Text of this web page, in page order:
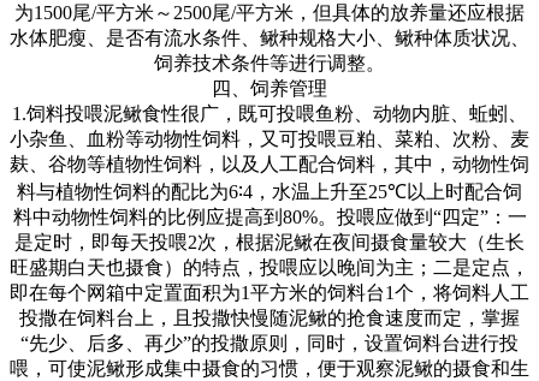
为1500尾/平方米～ 2500尾/平方米，但具体的放养量还应根据
水体肥瘦、是否有流水条件、鳅种规格大小、鳅种体质状况、
饲养技术条件等进行调整。
四、饲养管理
1.饲料投喂泥鳅食性很广，既可投喂鱼粉、动物内脏、蚯蚓、
小杂鱼、血粉等动物性饲料，又可投喂豆粕、菜粕、次粉、麦
麸、谷物等植物性饲料，以及人工配合饲料，其中，动物性饲
料与植物性饲料的配比为6∶4 ，水温上升至25℃以上时配合饲
料中动物性饲料的比例应提高到 80%。投喂应做到 “四定”：一
是定时，即每天投喂2次，根据泥鳅在夜间摄食量较大（生长
旺盛期白天也摄食）的特点，投喂应以晚间为主；二是定点，
即在每个网箱中定置面积为1平方米的饲料台1个，将饲料人工
投撒在饲料台上，且投撒快慢随泥鳅的抢食速度而定，掌握
“先少、后多、再少”的投撒原则，同时，设置饲料台进行投
喂，可使泥鳅形成集中摄食的习惯，便于观察泥鳅的摄食和生